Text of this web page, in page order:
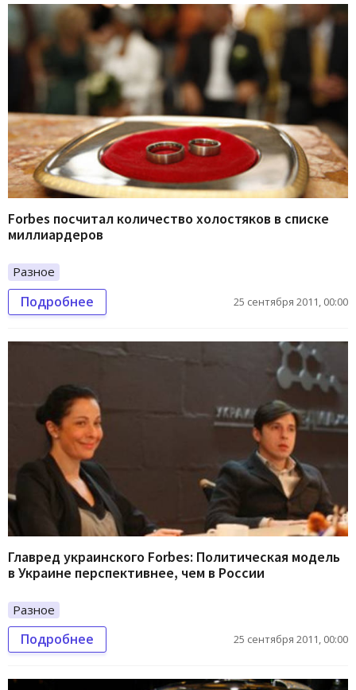
Forbes посчитал количество холостяков в списке
миллиардеров
Разное
Подробнее 25 сентября 2011, 00:00
Главред украинского Forbes: Политическая модель
в Украине перспективнее, чем в России
Разное
Подробнее 25 сентября 2011, 00:00